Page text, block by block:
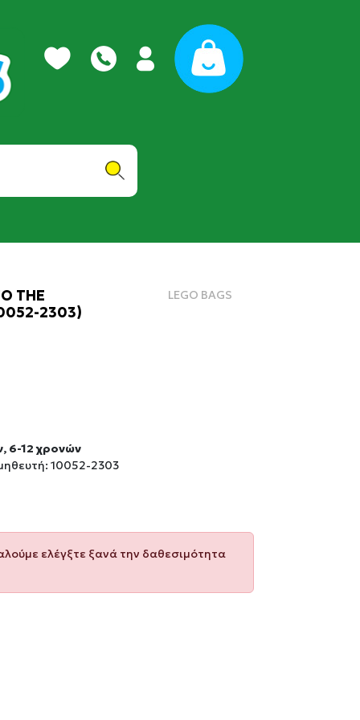
THE
2303)
LEGO BAGS
6-12 χρονών
10052-2303
ελέγξτε ξανά την δαθεσιμότητα